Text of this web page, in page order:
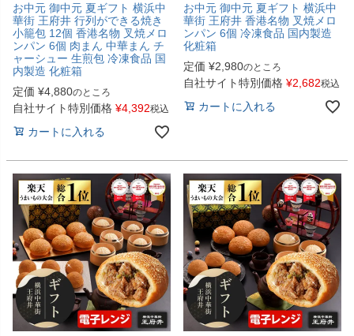
お中元 御中元 夏ギフト 横浜中
華街 王府井 行列ができる焼き
小籠包 12個 香港名物 叉焼メロ
ンパン 6個 肉まん 中華まん チ
ャーシュー 生煎包 冷凍食品 国
内製造 化粧箱
定価 ¥4,880のところ
自社サイト特別価格 ¥4,392税込
カートに入れる
お中元 御中元 夏ギフト 横浜中
華街 王府井 香港名物 叉焼メロ
ンパン 6個 冷凍食品 国内製造
化粧箱
定価 ¥2,980のところ
自社サイト特別価格 ¥2,682税込
カートに入れる